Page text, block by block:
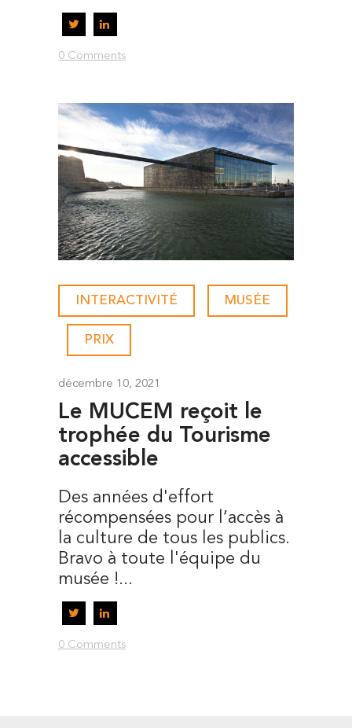
0 Comments
INTERACTIVITÉ MUSÉE
PRIX
décembre 10, 2021
Le MUCEM reçoit le
trophée du Tourisme
accessible
Des années d'effort
récompensées pour l’accès à
la culture de tous les publics.
Bravo à toute l'équipe du
musée !...
0 Comments